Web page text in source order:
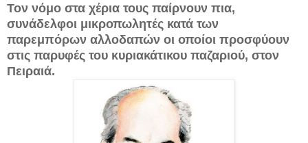
Τον νόμο στα χέρια τους παίρνουν πια,
συνάδελφοι μικροπωλητές κατά των
παρεμπόρων αλλοδαπών οι οποίοι προσφύουν
στις παρυφές του κυριακάτικου παζαριού, στον
Πειραιά.